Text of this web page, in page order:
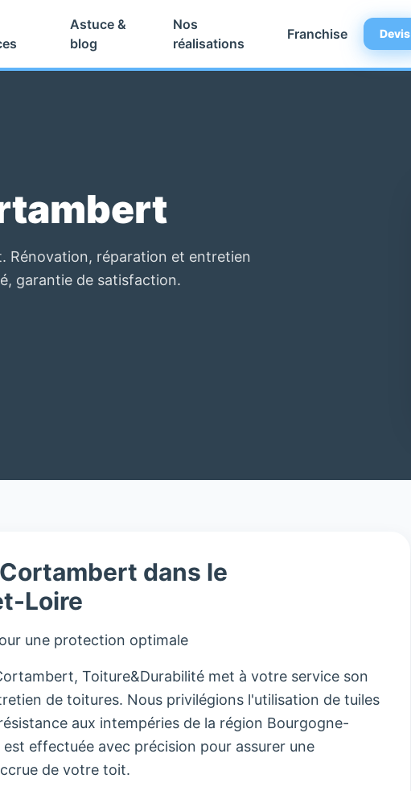
Astuce &
blog
Nos
réalisations
Franchise Devis
Rénovation, réparation et entretien
garantie de satisfaction.
dans le
Loire
une protection optimale
Toiture&Durabilité met à votre service son
de toitures. Nous privilégions l'utilisation de tuiles
aux intempéries de la région Bourgogne-
effectuée avec précision pour assurer une
de votre toit.